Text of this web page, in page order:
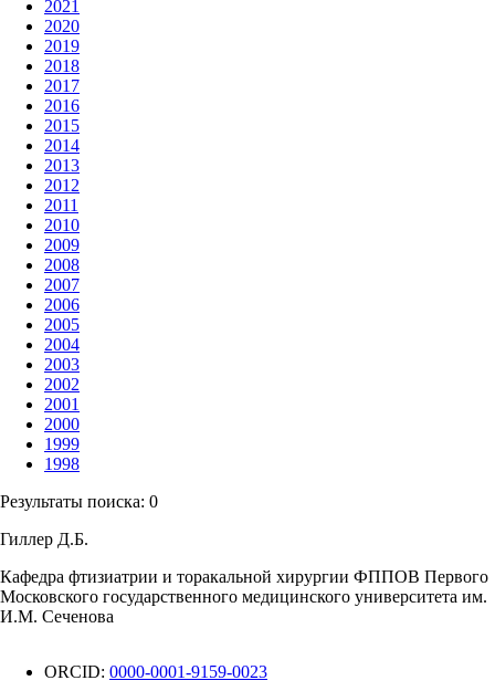
2021
2020
2019
2018
2017
2016
2015
2014
2013
2012
2011
2010
2009
2008
2007
2006
2005
2004
2003
2002
2001
2000
1999
1998
Результаты поиска: 0
Гиллер Д.Б.
Кафедра фтизиатрии и торакальной хирургии ФППОВ Первого
Московского государственного медицинского университета им.
И.М. Сеченова
ORCID: 0000-0001-9159-0023